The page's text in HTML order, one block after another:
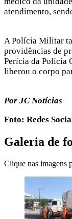
atendimento,
A Polícia Militar
providências de
Perícia da Polícia
liberou o corpo
Por JC Notícias
Foto: Redes
Galeria de
Clique nas imagens